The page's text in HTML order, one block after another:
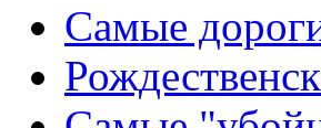
Самые